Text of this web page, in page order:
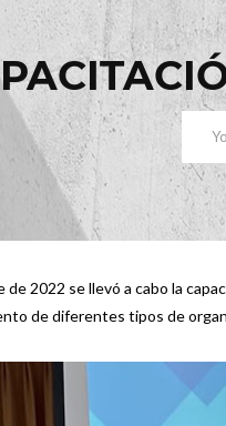
de 2022 se llevó a cabo la
de diferentes tipos de